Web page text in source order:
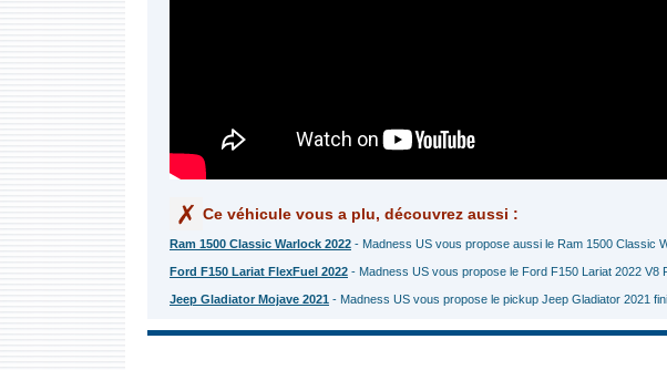
Ce véhicule vous a plu, découvrez aussi :
Ram 1500 Classic Warlock 2022 - Madness US vous propose aussi le Ram 1500 Classic
Ford F150 Lariat FlexFuel 2022 - Madness US vous propose le Ford F150 Lariat 2022 V8
Jeep Gladiator Mojave 2021 - Madness US vous propose le pickup Jeep Gladiator 2021